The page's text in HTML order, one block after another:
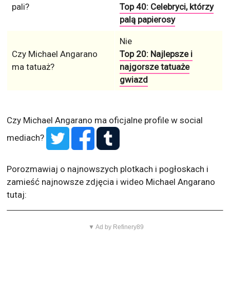
pali?
Top 40: Celebryci, którzy
palą papierosy
Czy Michael Angarano
ma tatuaż?
Nie
Top 20: Najlepsze i
najgorsze tatuaże
gwiazd
Czy Michael Angarano ma oficjalne profile w social
mediach?
Porozmawiaj o najnowszych plotkach i pogłoskach i
zamieść najnowsze zdjęcia i wideo Michael Angarano
tutaj:
▼ Ad by Refinery89